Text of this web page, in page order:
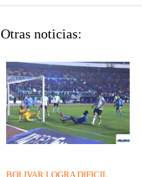
Otras noticias:
BOLIVAR LOGRA DIFICIL